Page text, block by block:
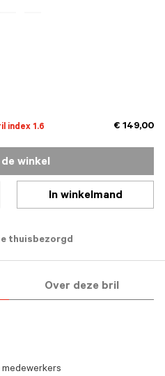
index 1.6 € 149,00
de winkel
In winkelmand
thuisbezorgd
Over deze bril